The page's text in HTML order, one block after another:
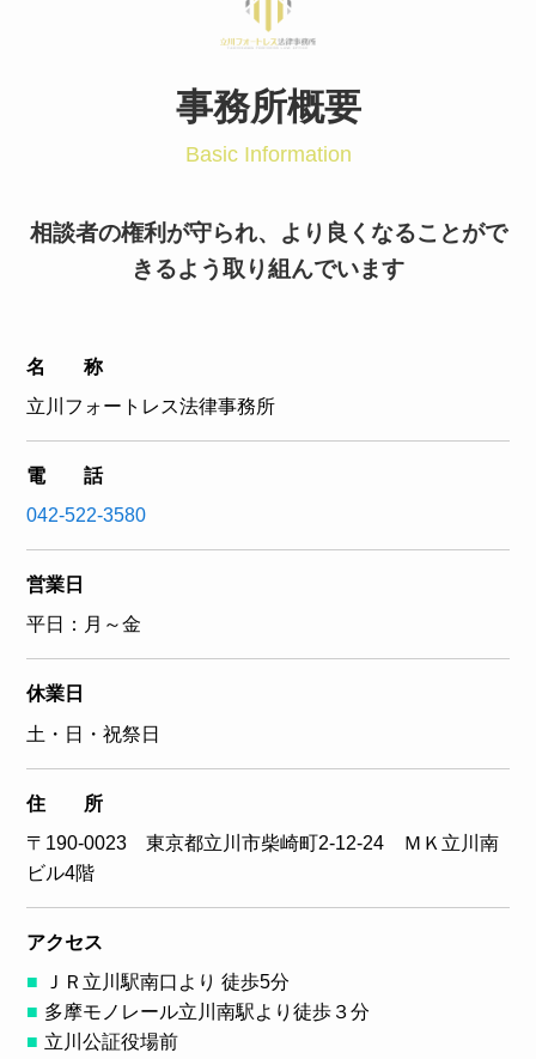
事務所概要
Basic Information
相談者の権利が守られ、より良くなることがで
きるよう取り組んでいます
名 称
立川フォートレス法律事務所
電 話
042-522-3580
営業日
平日：月～金
休業日
土・日・祝祭日
住 所
〒190-0023 東京都立川市柴崎町2-12-24 ＭＫ立川南
ビル4階
アクセス
ＪＲ立川駅南口より 徒歩5分
多摩モノレール立川南駅より徒歩３分
立川公証役場前